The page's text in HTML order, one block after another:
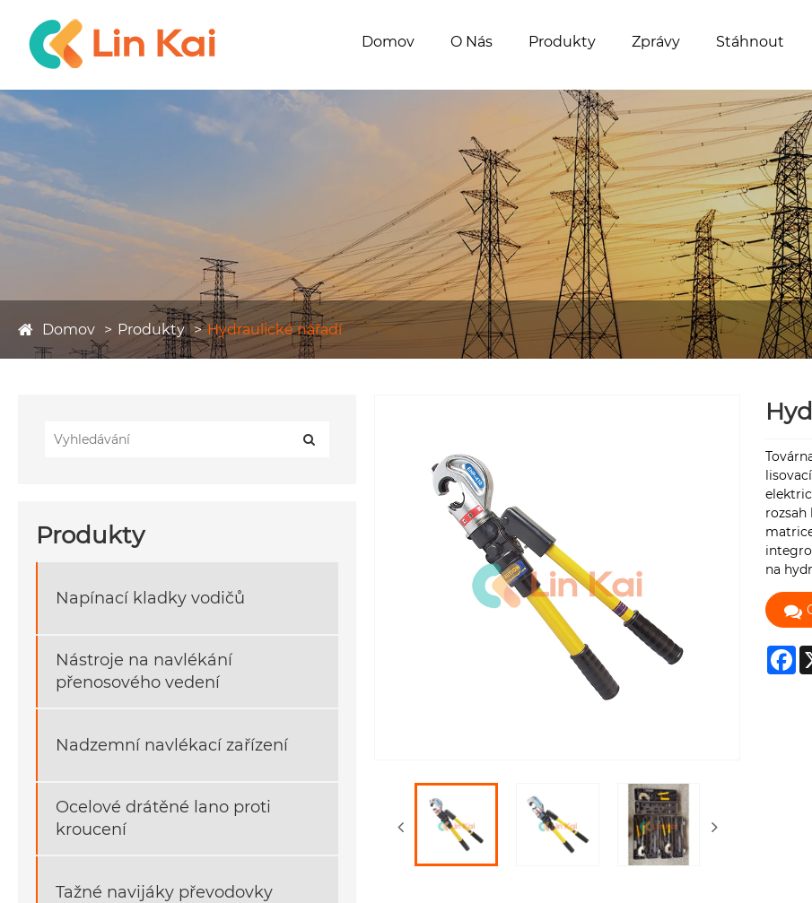
Domov O Nás Produkty Zprávy Stáhnout
Domov Produkty Hydraulické nářadí
Produkty
Napínací kladky vodičů
Nástroje na navlékání
přenosového vedení
Nadzemní navlékací zařízení
Ocelové drátěné lano proti
kroucení
Tažné navijáky převodovky
rozsah
na